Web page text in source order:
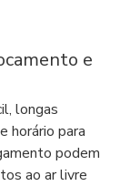
e
longas
horário para
podem
ao ar livre